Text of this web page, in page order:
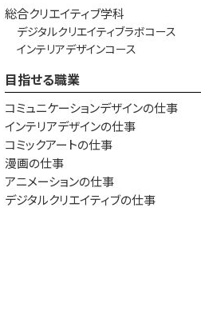
総合クリエイティブ学科
デジタルクリエイティブラボコース
インテリアデザインコース
目指せる職業
コミュニケーションデザインの仕事
インテリアデザインの仕事
コミックアートの仕事
漫画の仕事
アニメーションの仕事
デジタルクリエイティブの仕事